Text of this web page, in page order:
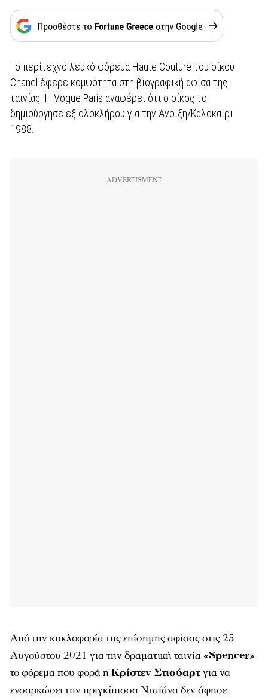
Το περίτεχνο λευκό φόρεμα Haute Couture του οίκου
Chanel έφερε κομψότητα στη βιογραφική αφίσα της
ταινίας. H Vogue Paris αναφέρει ότι o oίκος το
δημιούργησε εξ ολοκλήρου για την Άνοιξη/Καλοκαίρι
1988.
Από την κυκλοφορία της επίσημης αφίσας στις 25
Αυγούστου 2021 για την δραματική ταινία «Spencer»
το φόρεμα που φορά ηΚρίστεν Στιούαρτ για να
ενσαρκώσει την πριγκίπισσα Νταϊάνα δεν άφησε